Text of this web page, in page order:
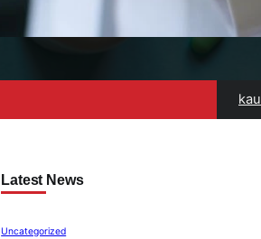
Latest News
Uncategorized